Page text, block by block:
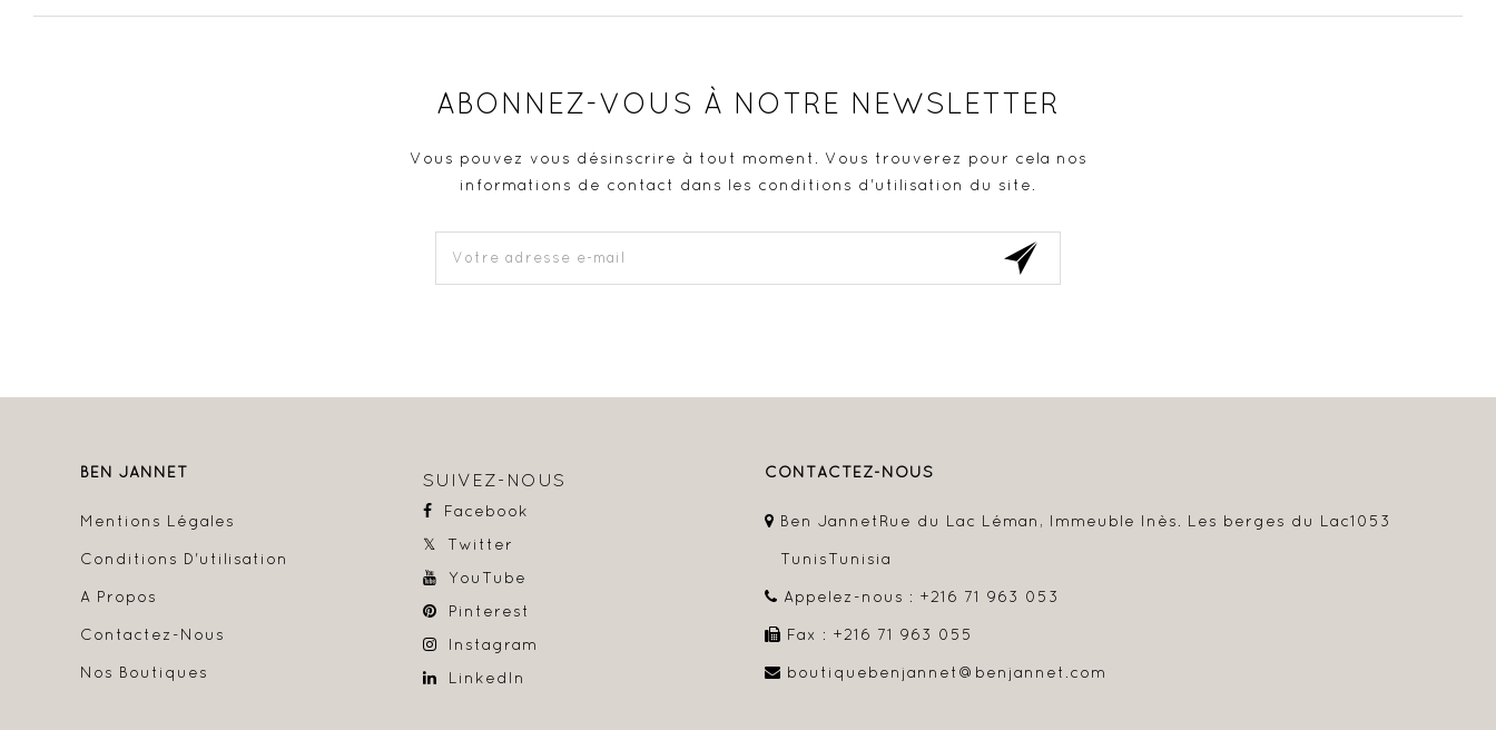
ABONNEZ-VOUS À NOTRE NEWSLETTER
Vous pouvez vous désinscrire à tout moment. Vous trouverez pour cela nos
informations de contact dans les conditions d'utilisation du site.
BEN JANNET
Mentions Légales
Conditions D'utilisation
A Propos
Contactez-Nous
Nos Boutiques
SUIVEZ-NOUS
Facebook
Twitter
YouTube
Pinterest
Instagram
LinkedIn
CONTACTEZ-NOUS
Ben Jannet Rue du Lac Léman, Immeuble Inès. Les berges du Lac1053
TunisTunisia
Appelez-nous : +216 71 963 053
Fax : +216 71 963 055
boutiquebenjannet@benjannet.com